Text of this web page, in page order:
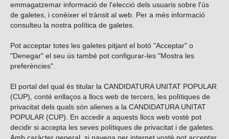
emmagatzemar informació de l'elecció dels usuaris sobre l'ús
de galetes, i conèixer el trànsit al web. Per a més informació
consulteu la nostra política de galetes
Pot acceptar totes les galetes pitjant el botó "Acceptar" o
"Denegar" el seu ús també pot configurar-les "Mostra les
preferències".
El portal del qual és titular la CANDIDATURA UNITAT POPULAR
(CUP), conté enllaços a llocs web de tercers, les polítiques de
privacitat dels quals són alienes a la CANDIDATURA UNITAT
POPULAR (CUP). En accedir a aquests llocs web vostè pot
decidir si accepta les seves polítiques de privacitat i de galetes.
Vols subscriure’t al nostre butlletí?
ENVIAR
Troba’ns a les xarxes socials